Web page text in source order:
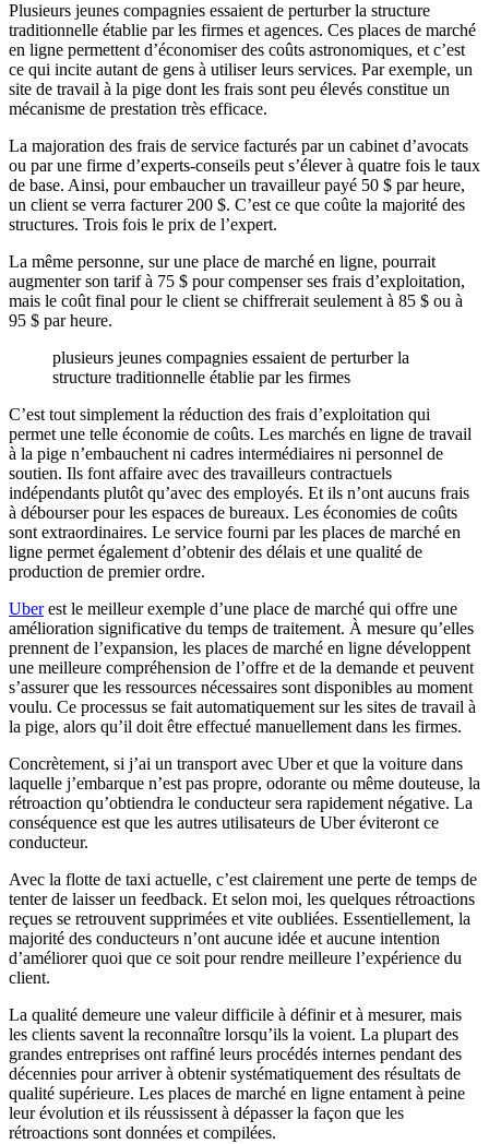
Plusieurs jeunes compagnies essaient de perturber la structure
traditionnelle établie par les firmes et agences. Ces places de marché
en ligne permettent d’économiser des coûts astronomiques, et c’est
ce qui incite autant de gens à utiliser leurs services. Par exemple, un
site de travail à la pige dont les frais sont peu élevés constitue un
mécanisme de prestation très efficace.
La majoration des frais de service facturés par un cabinet d’avocats
ou par une firme d’experts-conseils peut s’élever à quatre fois le taux
de base. Ainsi, pour embaucher un travailleur payé 50 $ par heure,
un client se verra facturer 200 $. C’est ce que coûte la majorité des
structures. Trois fois le prix de l’expert.
La même personne, sur une place de marché en ligne, pourrait
augmenter son tarif à 75 $ pour compenser ses frais d’exploitation,
mais le coût final pour le client se chiffrerait seulement à 85 $ ou à
95 $ par heure.
plusieurs jeunes compagnies essaient de perturber la
structure traditionnelle établie par les firmes
C’est tout simplement la réduction des frais d’exploitation qui
permet une telle économie de coûts. Les marchés en ligne de travail
à la pige n’embauchent ni cadres intermédiaires ni personnel de
soutien. Ils font affaire avec des travailleurs contractuels
indépendants plutôt qu’avec des employés. Et ils n’ont aucuns frais
à débourser pour les espaces de bureaux. Les économies de coûts
sont extraordinaires. Le service fourni par les places de marché en
ligne permet également d’obtenir des délais et une qualité de
production de premier ordre.
Uberest le meilleur exemple d’une place de marché qui offre une
amélioration significative du temps de traitement. À mesure qu’elles
prennent de l’expansion, les places de marché en ligne développent
une meilleure compréhension de l’offre et de la demande et peuvent
s’assurer que les ressources nécessaires sont disponibles au moment
voulu. Ce processus se fait automatiquement sur les sites de travail à
la pige, alors qu’il doit être effectué manuellement dans les firmes.
Concrètement, si j’ai un transport avec Uber et que la voiture dans
laquelle j’embarque n’est pas propre, odorante ou même douteuse, la
rétroaction qu’obtiendra le conducteur sera rapidement négative. La
conséquence est que les autres utilisateurs de Uber éviteront ce
conducteur.
Avec la flotte de taxi actuelle, c’est clairement une perte de temps de
tenter de laisser un feedback. Et selon moi, les quelques rétroactions
reçues se retrouvent supprimées et vite oubliées. Essentiellement, la
majorité des conducteurs n’ont aucune idée et aucune intention
d’améliorer quoi que ce soit pour rendre meilleure l’expérience du
client.
La qualité demeure une valeur difficile à définir et à mesurer, mais
les clients savent la reconnaître lorsqu’ils la voient. La plupart des
grandes entreprises ont raffiné leurs procédés internes pendant des
décennies pour arriver à obtenir systématiquement des résultats de
qualité supérieure. Les places de marché en ligne entament à peine
leur évolution et ils réussissent à dépasser la façon que les
rétroactions sont données et compilées.